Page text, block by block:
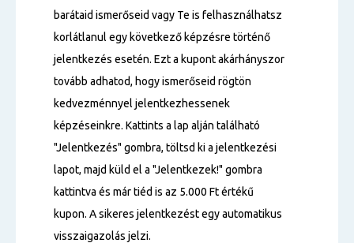
barátaid ismerőseid vagy Te is felhasználhatsz
korlátlanul egy következő képzésre történő
jelentkezés esetén. Ezt a kupont akárhányszor
tovább adhatod, hogy ismerőseid rögtön
kedvezménnyel jelentkezhessenek
képzéseinkre. Kattints a lap alján található
"Jelentkezés" gombra, töltsd ki a jelentkezési
lapot, majd küld el a "Jelentkezek!" gombra
kattintva és már tiéd is az 5.000 Ft értékű
kupon. A sikeres jelentkezést egy automatikus
visszaigazolás jelzi.